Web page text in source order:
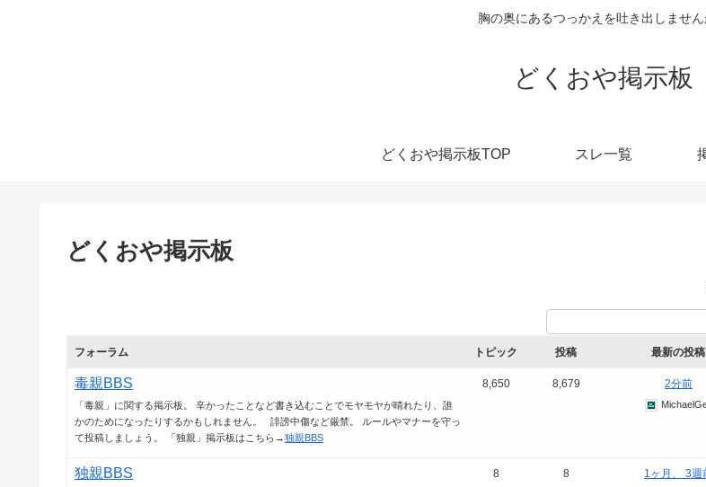
胸の奥にあるつっかえを吐き出しません
どくおや掲示板
どくおや掲示板TOP スレ一覧
どくおや掲示板
フォーラム トピック 投稿 最新の投稿
毒親BBS
「毒親」に関する掲示板。 辛かったことなど書き込むことでモヤモヤが晴れたり、誰
かのためになったりするかもしれません。 誹謗中傷など厳禁。 ルールやマナーを守っ
て投稿しましょう。 「独親」掲示板はこちら→独親BBS
8,650 8,679 2分前
独親BBS 8 8 1ヶ月、 3週